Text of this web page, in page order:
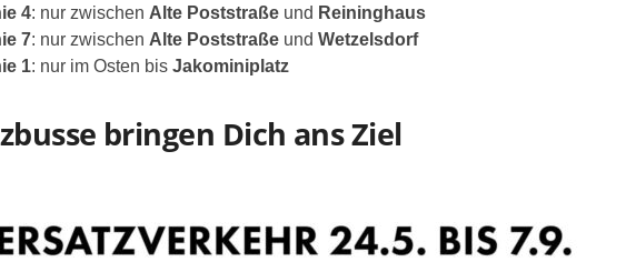
4: nur zwischen Alte Poststraßeund Reininghaus
7: nur zwischen Alte Poststraßeund Wetzelsdorf
1: nur im Osten bis Jakominiplatz
bringen Dich ans Ziel